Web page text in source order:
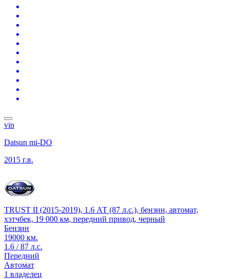
vin
Datsun mi-DO
2015 г.в.
TRUST II (2015-2019), 1.6 АТ (87 л.с.), бензин, автомат,
хэтчбек, 19 000 км, передний привод, черный
Бензин
19000 км.
1.6 / 87 л.с.
Передний
Автомат
1 владелец